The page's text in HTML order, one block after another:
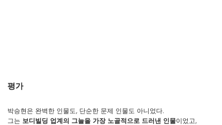
평가
박승현은 완벽한 인물도, 단순한 문제 인물도 아니었다.
그는 보디빌딩 업계의 그늘을 가장 노골적으로 드러낸 인물이었고,